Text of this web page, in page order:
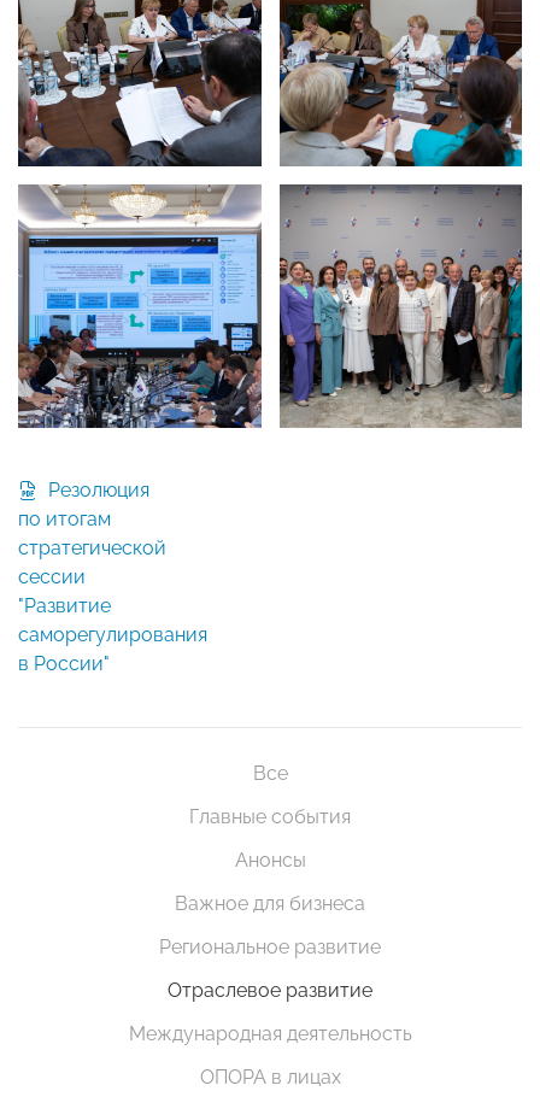
по итогам
стратегической
сессии
"Развитие
саморегулирования
в России"
Все
Главные события
Анонсы
Важное для бизнеса
Региональное развитие
Отраслевое развитие
Международная деятельность
ОПОРА в лицах